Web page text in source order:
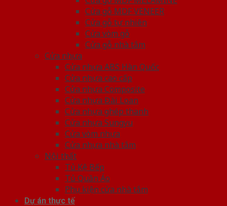
Cửa gỗ MDF VENEER
Cửa gỗ tự nhiên
Cửa vòm gỗ
Cửa gỗ nhà tắm
Cửa nhựa
Cửa nhựa ABS Hàn Quốc
Cửa nhựa cao cấp
Cửa nhựa Composite
Cửa nhựa Đài Loan
Cửa nhựa ghép thanh
Cửa nhựa Sungyu
Cửa vòm nhựa
Cửa nhựa nhà tắm
Nội thất
Tủ Kệ Bếp
Tủ Quần Áo
Phụ kiện cửa nhà tắm
Dự án thực tế